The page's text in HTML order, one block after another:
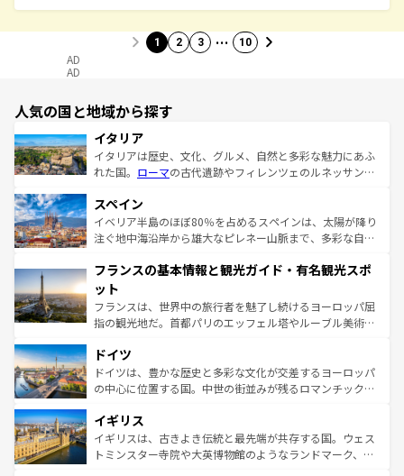
1 2 3 … 10
AD
AD
人気の国と地域から探す
イタリア
イタリアは歴史、文化、グルメ、自然と多彩な魅力にあふ
れた国。 ローマの古代遺跡やフィレンツェのルネッサンス
ろん、トスカーナの美しい田園風景やアマルフィ海岸の絶
景など、自然景観も見逃せない。観光の合間には、本場の
ピザやパスタなど、絶品のイタリア料理を堪能することも
ませてくれるイタリアで、忘れられない旅をしてみよう！
なお、新着のイタリア情報は
しい。
スペイン
イベリア半島のほぼ80％を占めるスペインは、太陽が降り
注ぐ地中海沿岸から雄大なピレネー山脈まで、多彩な自然
文化が根付くこの国では、情熱的なフラメンコ、熱気あふ
れる闘牛、そして美味しいタパスが生活の一部となってい
る。首都マドリードの洗練された雰囲気や、バルセロナの
アートに溢れた街角から、地方では古代ローマ遺跡や中世
せる。地方によって風土や気候が異なるスペインはその個
性で訪れる人を魅了する。 なお、新着のスペイン情報は コ
ンテンツ一覧を参照してほしい。
フランスの基本情報と観光ガイド・有名観光スポ
ット
フランスは、世界中の旅行者を魅了し続けるヨーロッパ屈
指の観光地だ。首都パリのエッフェル塔やルーブル美術館
で、幅広い魅力が詰まっている。華麗な宮殿、歴史的な大
聖堂、美しいビーチ、そして豊かな自然が、訪れる者を心
から魅了する。また、フランスは美食の国としても知ら
いる。シャンパンの発祥地であるランス、プロヴァンスの
香り高いラベンダー畑など、多彩な楽しみ方が可能だ。さ
らに、パリ以外の地域にも魅力が溢れており、どの街角に
ドイツ
ドイツは、豊かな歴史と多彩な文化が交差するヨーロッパ
の中心に位置する国。中世の街並みが残るロマンチック街
顔を持つこの国は、どこを歩いても飽きることがない。ベ
ルリンの文化的活気、バイエルン州のアルプスの絶景、そ
してライン川沿いのワイン畑といった風景は必見。ビール
イギリス
イギリスは、古きよき伝統と最先端が共存する国。ウェス
トミンスター寺院や大英博物館のようなランドマーク、歴